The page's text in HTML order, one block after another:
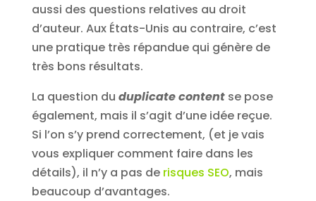
aussi des questions relatives au droit
d’auteur. Aux États-Unis au contraire, c’est
une pratique très répandue qui génère de
très bons résultats.
La question du duplicate contentse pose
également, mais il s’agit d’une idée reçue.
Si l’on s’y prend correctement, (et je vais
vous expliquer comment faire dans les
détails), il n’y a pas de risques SEO, mais
beaucoup d’avantages.